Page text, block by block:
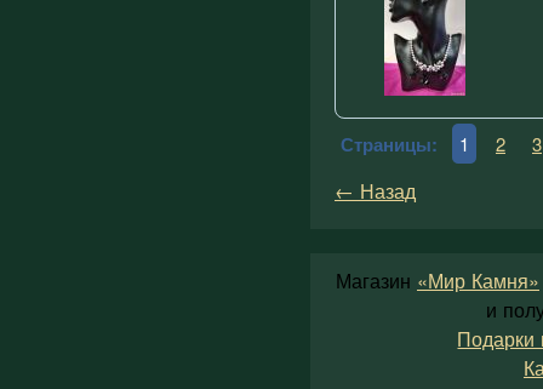
Страницы: 1 2 3
← Назад
Магазин «Мир Камня»
и
Подарки